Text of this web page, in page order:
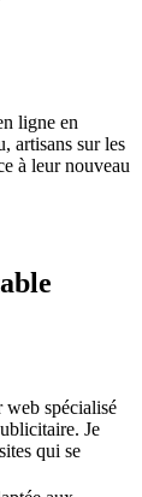
ligne en
artisans sur les
à leur nouveau
web spécialisé
Je
qui se